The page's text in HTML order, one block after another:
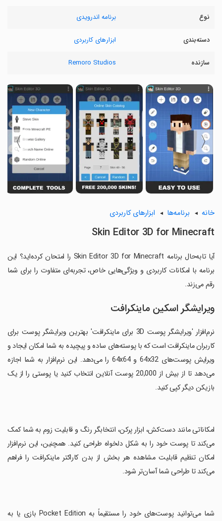
نوع برنامه اندرویدی
دسته‌بندی ابزارهای کاربردی
سازنده Remoro Studios
〈
〉
خانه برنامه‌ها ابزارهای کاربردی
Skin Editor 3D for Minecraft
آیا تابه‌حال برنامه Skin Editor 3D for Minecraft را امتحان کرده‌اید؟ این
برنامه با امکانات کاربردی و ویژگی‌هایی خاص، تجربه‌ای متفاوت را برای شما
رقم می‌زند.
ویرایشگر اسکین ماینکرافت
نرم‌افزار 'ویرایشگر پوست 3D برای ماینکرافت' بهترین ویرایشگر پوست برای
کاربران ماینکرافت است که با پوسته‌های ساده و پیچیده به شما امکان ایجاد و
ویرایش پوست‌های 64x32 و 64x64 را می‌دهد. این نرم‌افزار به شما اجازه
می‌دهد تا از بیش از 20,000 پوست آنلاین انتخاب کنید یا پوستی را از یک
بازیکن دیگر کپی کنید.
‏امکاناتی مانند دست‌کش، ابزار پرکن، انتخابگر رنگ و قابلیت زوم به شما کمک
می‌کند تا پوست خود را به شکل دلخواه طراحی کنید. همچنین، این نرم‌افزار
امکان تنظیم قابلیت مشاهده هر بخش از بدن کاراکتر ماینکرافت را فراهم
می‌کند تا طراحی شما آسان‌تر شود.
‏شما می‌توانید پوست‌های خود را مستقیماً به Pocket Edition بازی یا به